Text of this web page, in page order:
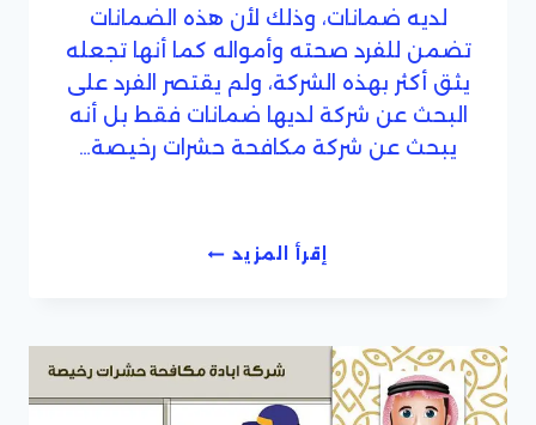
لديه ضمانات، وذلك لأن هذه الضمانات
تضمن للفرد صحته وأمواله كما أنها تجعله
يثق أكثر بهذه الشركة، ولم يقتصر الفرد على
البحث عن شركة لديها ضمانات فقط بل أنه
يبحث عن شركة مكافحة حشرات رخيصة…
إقرأ المزيدشركة
بالضمان